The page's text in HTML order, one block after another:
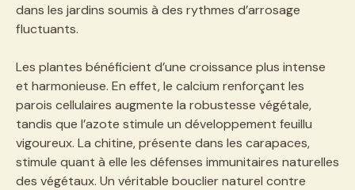
dans les jardins soumis à des rythmes d’arrosage
fluctuants.
Les plantes bénéficient d’une croissance plus intense
et harmonieuse. En effet, le calcium renforçant les
parois cellulaires augmente la robustesse végétale,
tandis que l’azote stimule un développement feuillu
vigoureux. La chitine, présente dans les carapaces,
stimule quant à elle les défenses immunitaires naturelles
des végétaux. Un véritable bouclier naturel contre